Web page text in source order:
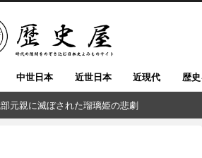
中世日本 近世日本 近現代 歴
元親に滅ぼされた瑠璃姫の悲劇